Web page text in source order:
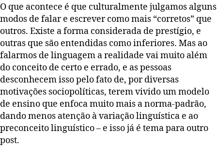
O que acontece é que culturalmente julgamos alguns
modos de falar e escrever como mais “corretos” que
outros. Existe a forma considerada de prestígio, e
outras que são entendidas como inferiores. Mas ao
falarmos de linguagem a realidade vai muito além
do conceito de certo e errado, e as pessoas
desconhecem isso pelo fato de, por diversas
motivações sociopolíticas, terem vivido um modelo
de ensino que enfoca muito mais a norma-padrão,
dando menos atenção à variação linguística e ao
preconceito linguístico – e isso já é tema para outro
post.